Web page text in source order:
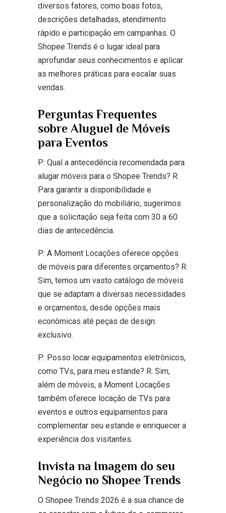
diversos fatores, como boas fotos,
descrições detalhadas, atendimento
rápido e participação em campanhas. O
Shopee Trends é o lugar ideal para
aprofundar seus conhecimentos e aplicar
as melhores práticas para escalar suas
vendas.
Perguntas Frequentes
sobre Aluguel de Móveis
para Eventos
P: Qual a antecedência recomendada para
alugar móveis para o Shopee Trends? R:
Para garantir a disponibilidade e
personalização do mobiliário, sugerimos
que a solicitação seja feita com 30 a 60
dias de antecedência.
P: A Moment Locações oferece opções
de móveis para diferentes orçamentos? R:
Sim, temos um vasto catálogo de móveis
que se adaptam a diversas necessidades
e orçamentos, desde opções mais
econômicas até peças de design
exclusivo.
P: Posso locar equipamentos eletrônicos,
como TVs, para meu estande? R: Sim,
além de móveis, a Moment Locações
também oferece locação de TVs para
eventos e outros equipamentos para
complementar seu estande e enriquecer a
experiência dos visitantes.
Invista na Imagem do seu
Negócio no Shopee Trends
O Shopee Trends 2026 é a sua chance de
ENVIAR
27